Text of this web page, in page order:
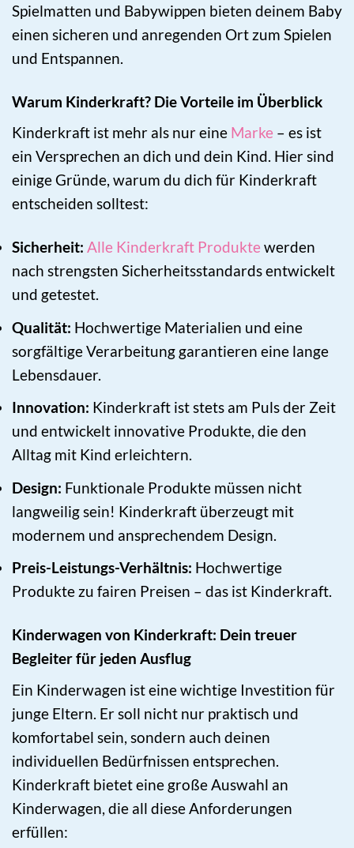
Spielmatten und Babywippen bieten deinem Baby
einen sicheren und anregenden Ort zum Spielen
und Entspannen.
Warum Kinderkraft? Die Vorteile im Überblick
Kinderkraft ist mehr als nur eine Marke – es ist
ein Versprechen an dich und dein Kind. Hier sind
einige Gründe, warum du dich für Kinderkraft
entscheiden solltest:
Sicherheit: Alle Kinderkraft Produkte werden
nach strengsten Sicherheitsstandards entwickelt
und getestet.
Qualität: Hochwertige Materialien und eine
sorgfältige Verarbeitung garantieren eine lange
Lebensdauer.
Innovation: Kinderkraft ist stets am Puls der Zeit
und entwickelt innovative Produkte, die den
Alltag mit Kind erleichtern.
Design: Funktionale Produkte müssen nicht
langweilig sein! Kinderkraft überzeugt mit
modernem und ansprechendem Design.
Preis-Leistungs-Verhältnis: Hochwertige
Produkte zu fairen Preisen – das ist Kinderkraft.
Kinderwagen von Kinderkraft: Dein treuer
Begleiter für jeden Ausflug
Ein Kinderwagen ist eine wichtige Investition für
junge Eltern. Er soll nicht nur praktisch und
komfortabel sein, sondern auch deinen
individuellen Bedürfnissen entsprechen.
Kinderkraft bietet eine große Auswahl an
Kinderwagen, die all diese Anforderungen
erfüllen: